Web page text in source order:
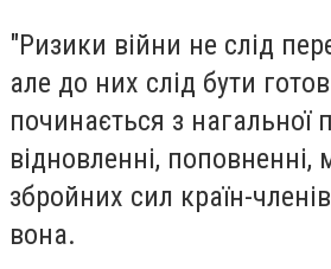
"Ризики війни не слід
але до них слід бути
починається з нагальної
відновленні, поповненні,
збройних сил країн-
вона.